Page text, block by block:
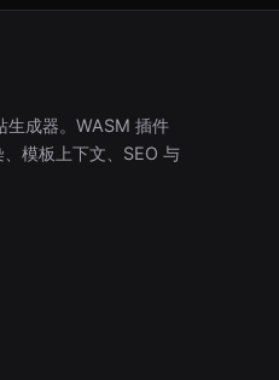
生成器。WASM 插件
模板上下文、SEO 与